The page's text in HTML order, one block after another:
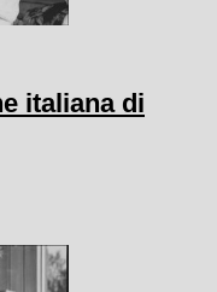
italiana di